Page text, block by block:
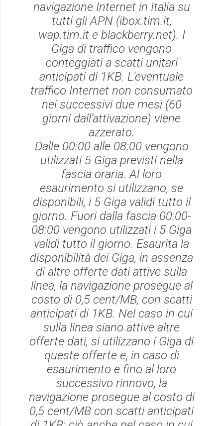
navigazione Internet in Italia su
tutti gli APN (ibox.tim.it,
wap.tim.it e blackberry.net). I
Giga di traffico vengono
conteggiati a scatti unitari
anticipati di 1KB. L'eventuale
traffico Internet non consumato
nei successivi due mesi (60
giorni dall’attivazione) viene
azzerato.
Dalle 00:00 alle 08:00 vengono
utilizzati 5 Giga previsti nella
fascia oraria. Al loro
esaurimento si utilizzano, se
disponibili, i 5 Giga validi tutto il
giorno. Fuori dalla fascia 00:00-
08:00 vengono utilizzati i 5 Giga
validi tutto il giorno. Esaurita la
disponibilità dei Giga, in assenza
di altre offerte dati attive sulla
linea, la navigazione prosegue al
costo di 0,5 cent/MB, con scatti
anticipati di 1KB. Nel caso in cui
sulla linea siano attive altre
offerte dati, si utilizzano i Giga di
queste offerte e, in caso di
esaurimento e fino al loro
successivo rinnovo, la
navigazione prosegue al costo di
0,5 cent/MB con scatti anticipati